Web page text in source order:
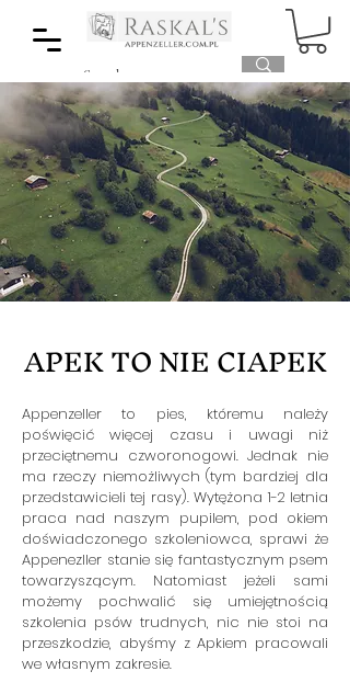
APEK TO NIE CIAPEK
Appenzeller to pies, któremu należy
poświęcić więcej czasu i uwagi niż
przeciętnemu czworonogowi. Jednak nie
ma rzeczy niemożliwych (tym bardziej dla
przedstawicieli tej rasy). Wytężona 1-2 letnia
praca nad naszym pupilem, pod okiem
doświadczonego szkoleniowca, sprawi że
Appenezller stanie się fantastycznym psem
towarzyszącym. Natomiast jeżeli sami
możemy pochwalić się umiejętnością
szkolenia psów trudnych, nic nie stoi na
przeszkodzie, abyśmy z Apkiem pracowali
we własnym zakresie.